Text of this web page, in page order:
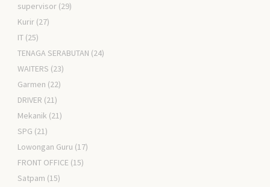
supervisor (29)
Kurir (27)
IT (25)
TENAGA SERABUTAN (24)
WAITERS (23)
Garmen (22)
DRIVER (21)
Mekanik (21)
SPG (21)
Lowongan Guru (17)
FRONT OFFICE (15)
Satpam (15)